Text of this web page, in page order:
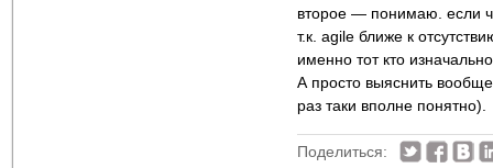
второе — понимаю. если
т.к. agile ближе к
именно тот кто
А просто выяснить
раз таки вполне понятно).
Поделиться: